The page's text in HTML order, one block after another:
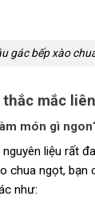
gác bếp xào
thắc mắc
món gì
liệu rất
chua ngọt, bạn
như: